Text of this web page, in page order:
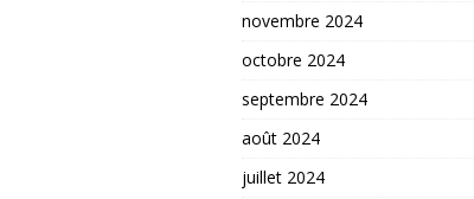
novembre 2024
octobre 2024
septembre 2024
août 2024
juillet 2024